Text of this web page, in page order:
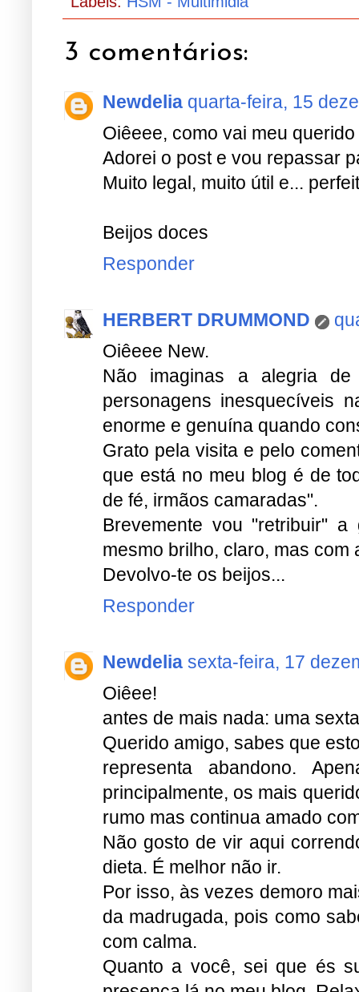
3 comentários:
Newdelia quarta-feira, 15
Oiêeee, como vai meu
Adorei o post e vou repassar
Muito legal, muito útil e...
Beijos doces
Responder
HERBERT DRUMMOND
Oiêeee New.
Não imaginas a alegria
personagens inesquecíveis
enorme e genuína quando
Grato pela visita e pelo
que está no meu blog é de
de fé, irmãos camaradas".
Brevemente vou "retribuir"
mesmo brilho, claro, mas
Devolvo-te os beijos...
Responder
Newdelia sexta-feira, 17
Oiêee!
antes de mais nada: uma
Querido amigo, sabes que
representa abandono.
principalmente, os mais
rumo mas continua amado
Não gosto de vir aqui
dieta. É melhor não ir.
Por isso, às vezes demoro
da madrugada, pois como
com calma.
Quanto a você, sei que és